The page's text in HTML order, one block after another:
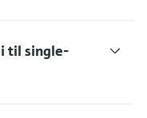
til single-